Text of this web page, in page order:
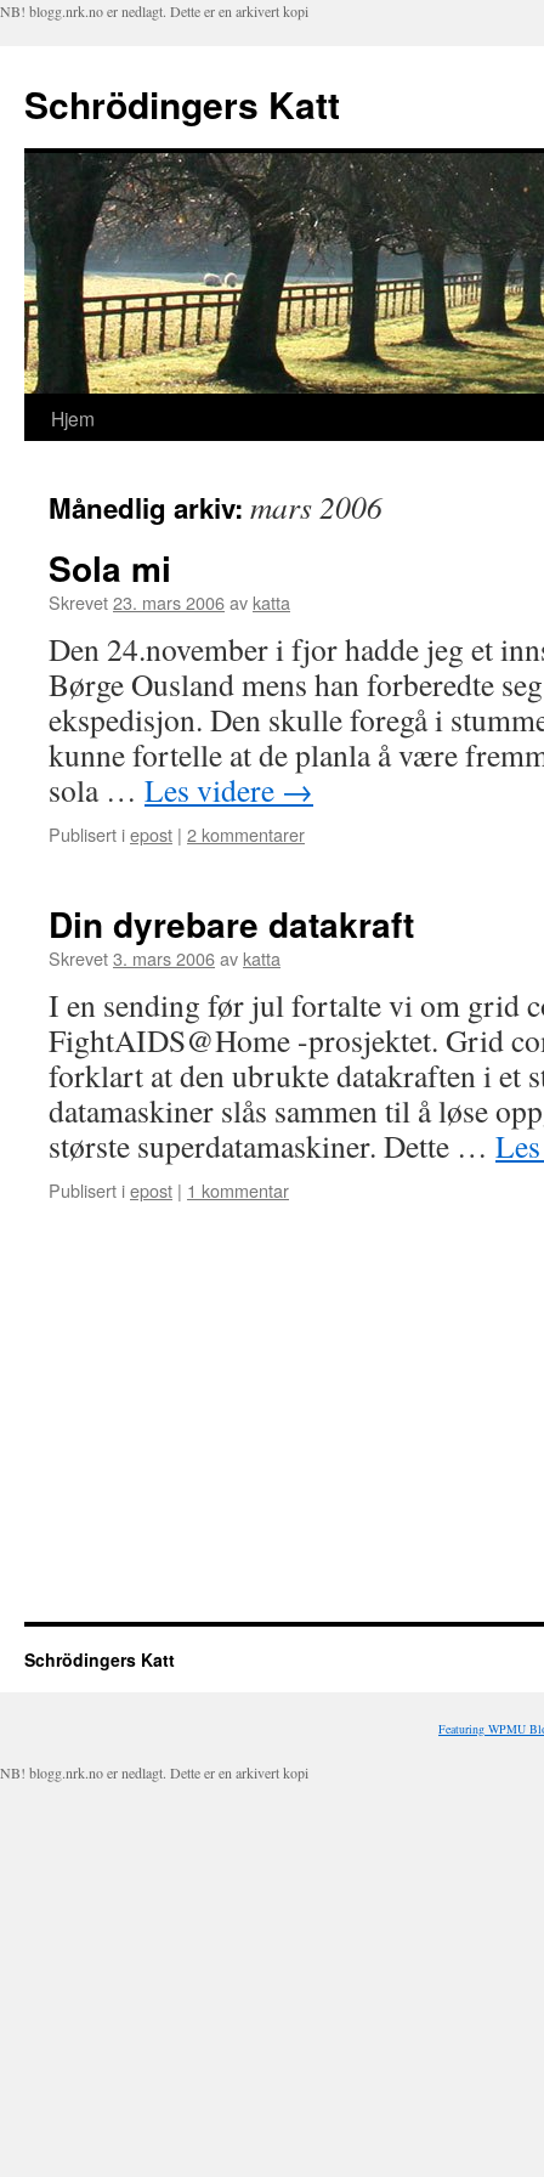
NB! blogg.nrk.no er nedlagt. Dette er en arkivert kopi
Schrödingers Katt
Hopp
innhold
Hjem
Månedlig arkiv: mars 2006
Sola mi
Skrevet23. mars 2006av katta
Den 24.november i fjor hadde jeg et
Børge Ousland mens han forberedte
ekspedisjon. Den skulle foregå i
kunne fortelle at de planla å være
sola … Les videre →
Publisert iepost | 2 kommentarer
Din dyrebare datakraft
Skrevet3. mars 2006av katta
I en sending før jul fortalte vi om grid
FightAIDS@Home -prosjektet. Grid
forklart at den ubrukte datakraften i et
datamaskiner slås sammen til å løse
største superdatamaskiner. Dette …
Publisert iepost | 1 kommentar
Schrödingers Katt
Featuring WPMU
NB! blogg.nrk.no er nedlagt. Dette er en arkivert kopi